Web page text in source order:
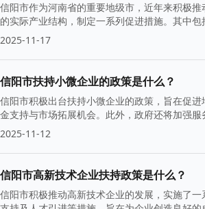
信阳市作为河南省的重要地级市，近年来积极
的实际产业结构，制定一系列促进措施。其中
障。
2025-11-17
信阳市扶持小微企业的政策是什么？
信阳市积极出台扶持小微企业的政策，旨在促
金支持与市场拓展机会。此外，政府还将加强
2025-11-12
信阳市高新技术企业扶持政策是什么？
信阳市积极推动高新技术企业的发展，实施了